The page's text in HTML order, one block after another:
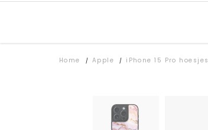
Home / Apple / iPhone 15 Pro hoesjes